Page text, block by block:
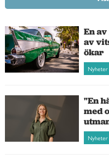
En
av
ökar
Nyheter
"En
med
Nyheter